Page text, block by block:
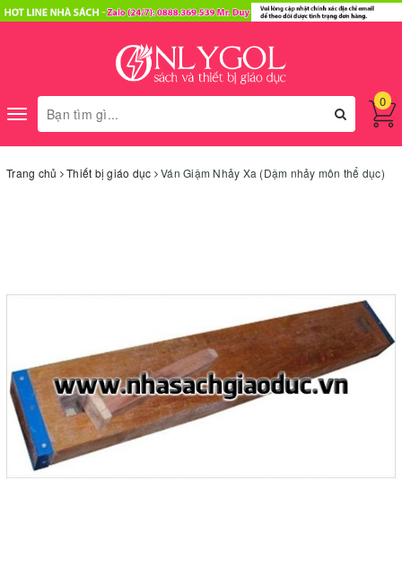
Toggle
navigation
0
Trang chủ Thiết bị giáo dục Ván Giậm Nhảy Xa (Dậm nhảy môn thể dục)